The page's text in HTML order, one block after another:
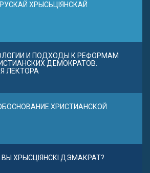
ХРЫСЬЦІЯНСКАЙ
И ПОДХОДЫ К РЕФОРМАМ
ДЕМОКРАТОВ.
ЛЕКТОРА
ХРИСТИАНСКОЙ
ВЫ ХРЫСЦІЯНСКІ ДЭМАКРАТ?